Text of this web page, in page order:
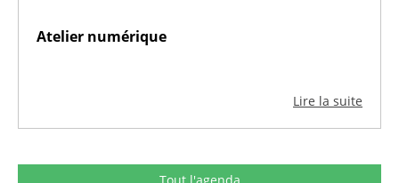
Atelier numérique
Lire la suite